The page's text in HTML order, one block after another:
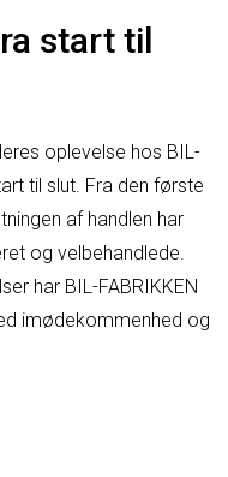
start til
oplevelse hos BIL-
til slut. Fra den første
af handlen har
og velbehandlede.
har BIL-FABRIKKEN
imødekommenhed og